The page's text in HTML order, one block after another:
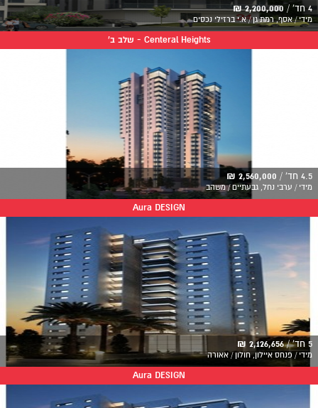
4 חד' / 2,200,000 ₪
מידי / אסף, רמת גן / א.י ברזילי נכסים
Centeral Heights - שלב ב'
4.5 חד' / 2,560,000 ₪
מידי / ערבי נחל, גבעתיים / משהב
Aura DESIGN
5 חד' / 2,126,656 ₪
מידי / פנחס איילון, חולון / אאורה
Aura DESIGN